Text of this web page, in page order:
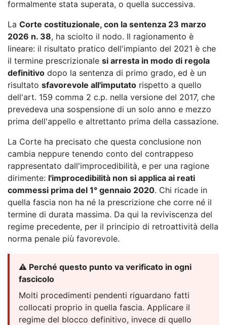
formalmente stata superata, o quella successiva.
La Corte costituzionale, con la sentenza 23 marzo
2026 n. 38, ha sciolto il nodo. Il ragionamento è
lineare: il risultato pratico dell'impianto del 2021 è che
il termine prescrizionale si arresta in modo di regola
definitivo dopo la sentenza di primo grado, ed è un
risultato sfavorevole all'imputato rispetto a quello
dell'art. 159 comma 2 c.p. nella versione del 2017, che
prevedeva una sospensione di un solo anno e mezzo
prima dell'appello e altrettanto prima della cassazione.
La Corte ha precisato che questa conclusione non
cambia neppure tenendo conto del contrappeso
rappresentato dall'improcedibilità, e per una ragione
dirimente: l'improcedibilità non si applica ai reati
commessi prima del 1° gennaio 2020. Chi ricade in
quella fascia non ha né la prescrizione che corre né il
termine di durata massima. Da qui la reviviscenza del
regime precedente, per il principio di retroattività della
norma penale più favorevole.
⚠️ Perché questo punto va verificato in ogni
fascicolo
Molti procedimenti pendenti riguardano fatti
collocati proprio in quella fascia. Applicare il
regime del blocco definitivo, invece di quello